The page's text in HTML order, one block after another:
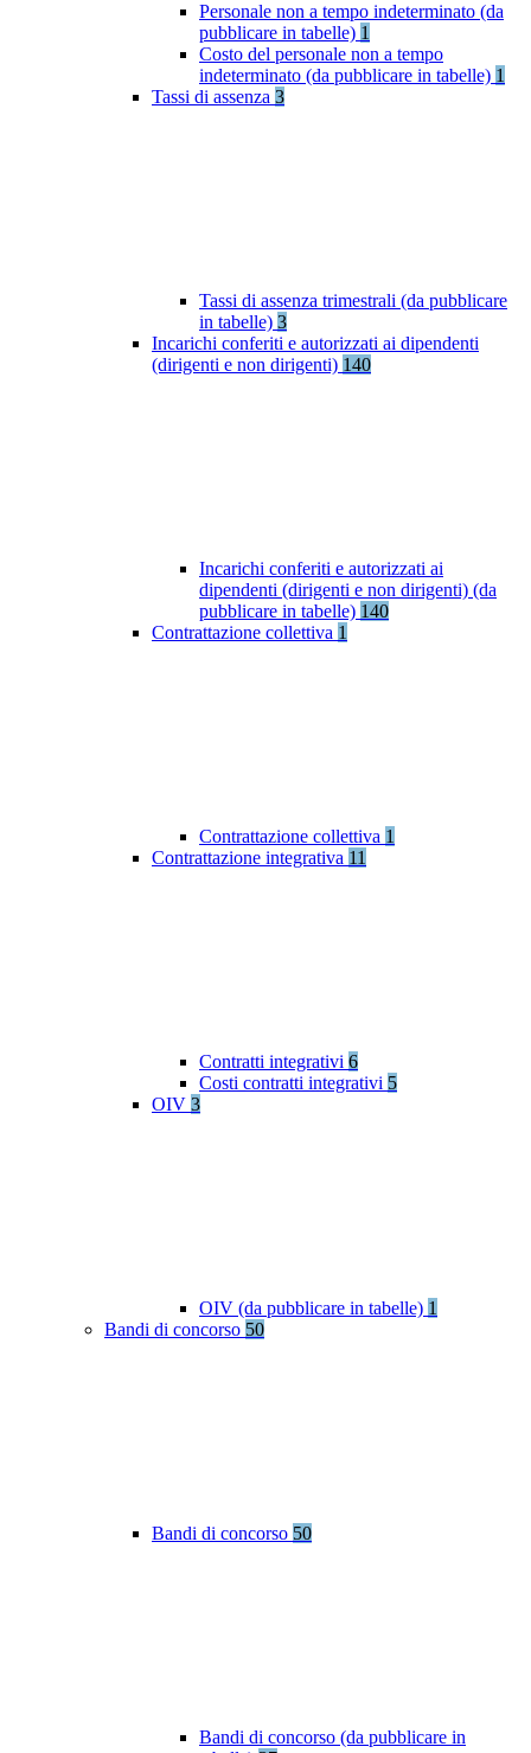
Personale non a tempo indeterminato (da
pubblicare in tabelle) 1
Costo del personale non a tempo
indeterminato (da pubblicare in tabelle) 1
Tassi di assenza 3
Tassi di assenza trimestrali (da pubblicare
in tabelle) 3
Incarichi conferiti e autorizzati ai dipendenti
(dirigenti e non dirigenti) 140
Incarichi conferiti e autorizzati ai
dipendenti (dirigenti e non dirigenti) (da
pubblicare in tabelle) 140
Contrattazione collettiva 1
Contrattazione collettiva 1
Contrattazione integrativa 11
Contratti integrativi 6
Costi contratti integrativi 5
OIV 3
OIV (da pubblicare in tabelle) 1
Bandi di concorso 50
Bandi di concorso 50
Bandi di concorso (da pubblicare in